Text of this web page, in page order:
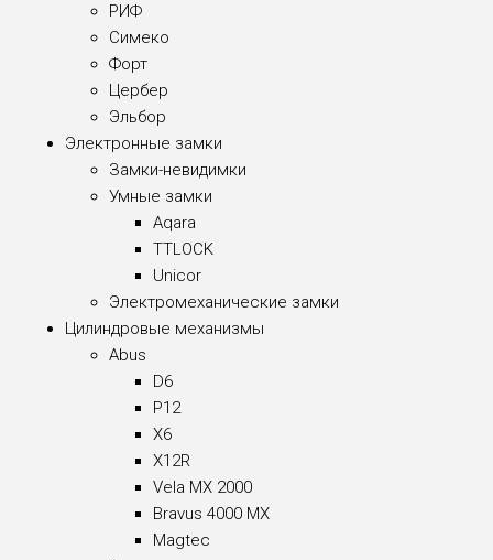
РИФ
Симеко
Форт
Цербер
Эльбор
Электронные замки
Замки-невидимки
Умные замки
Aqara
TTLOCK
Unicor
Электромеханические замки
Цилиндровые механизмы
Abus
D6
P12
X6
X12R
Vela MX 2000
Bravus 4000 MX
Magtec